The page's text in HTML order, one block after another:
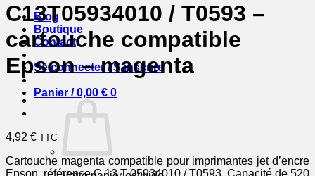
Blog
Boutique
Contact
Se connecter / S’inscrire
Panier /0,00 € 0
C13T05934010 / T0593 –
cartouche compatible
Epson – magenta
4,92 € TTC
Cartouche magenta compatible pour imprimantes jet d’encre
Epson, référence C 13 T 05934010 / T0593. Capacité de 520